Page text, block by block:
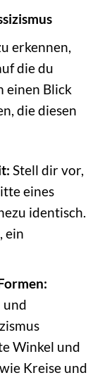
erkennen,
die du
einen Blick
die diesen
Stell dir vor,
eines
identisch.
ein
und
Winkel und
Kreise und